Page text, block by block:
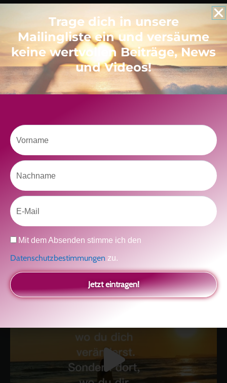
kolitscher.by.biotic
Kolitscher
Sisterlove
Trage dich in unsere
Mailingliste ein und versäume
keine wertvollen Beiträge, News
und Videos!
Vorname
Nachname
Email
Datenschutz
Mit dem Absenden stimme ich den
Datenschutzbestimmungen zu.
Jetzt eintragen!